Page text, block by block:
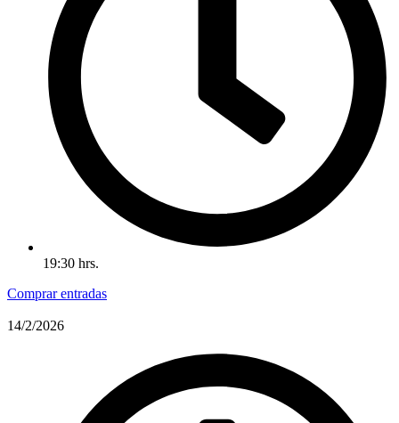
19:30 hrs.
Comprar entradas
14/2/2026